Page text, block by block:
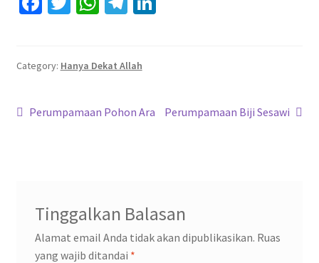
o
k
er sA
p
a
Category: Hanya Dekat Allah
Navigasi
Previous
Perumpamaan Pohon Ara
Next
Perumpamaan Biji Sesawi
Tinggalkan Balasan
Alamat email Anda tidak akan dipublikasikan. Ruas
yang wajib ditandai *